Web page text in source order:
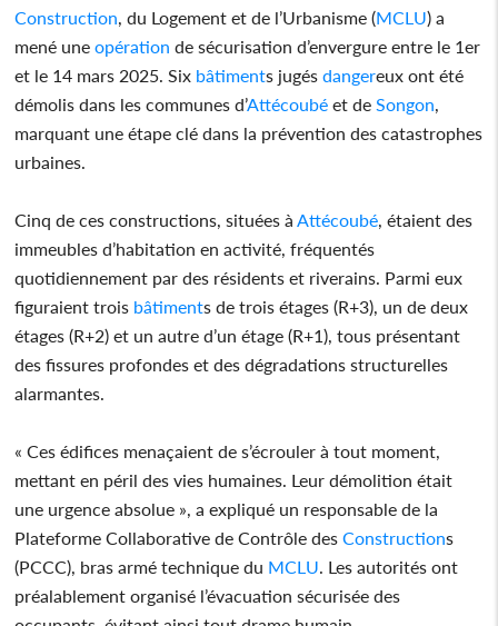
Construction, du Logement et de l’Urbanisme (MCLU) a
mené uneopération de sécurisation d’envergure entre le 1er
et le 14 mars 2025. Six bâtiments jugésdangereux ont été
démolis dans les communes d’Attécoubé et deSongon,
marquant une étape clé dans la prévention des catastrophes
urbaines.
Cinq de ces constructions, situées àAttécoubé, étaient des
immeubles d’habitation en activité, fréquentés
quotidiennement par des résidents et riverains. Parmi eux
figuraient trois bâtiments de trois étages (R+3), un de deux
étages (R+2) et un autre d’un étage (R+1), tous présentant
des fissures profondes et des dégradations structurelles
alarmantes.
« Ces édifices menaçaient de s’écrouler à tout moment,
mettant en péril des vies humaines. Leur démolition était
une urgence absolue », a expliqué un responsable de la
Plateforme Collaborative de Contrôle desConstructions
(PCCC), bras armé technique du MCLU. Les autorités ont
préalablement organisé l’évacuation sécurisée des